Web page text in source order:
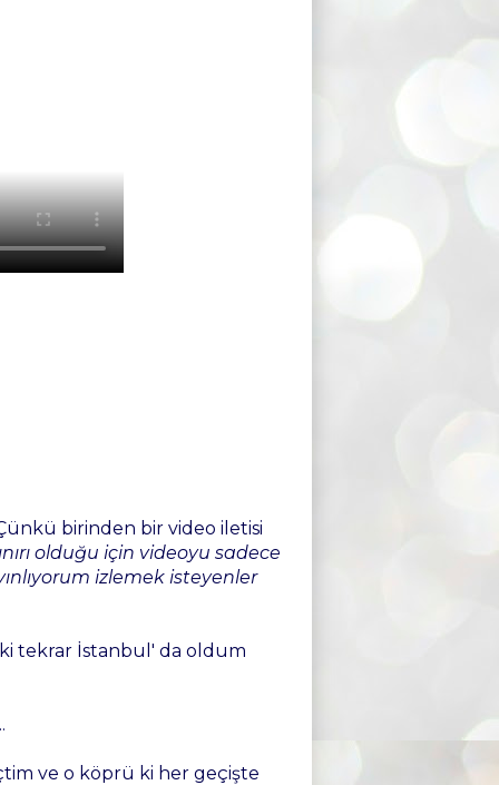
birinden bir video iletisi
olduğu için videoyu sadece
izlemek isteyenler
tekrar İstanbul' da oldum
ve o köprü ki her geçişte